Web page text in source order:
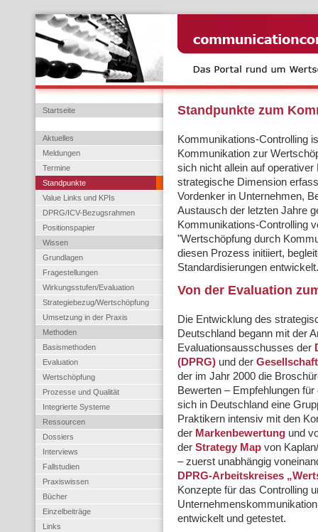
Startseite
Aktuelles
Meldungen
Termine
Standpunkte
Value Links und KPIs
DPRG/ICV-Bezugsrahmen
Positionspapier
Wissen
Grundlagen
Fragestellungen
Wirkungsstufen/Evaluation
Strategiebezug/Wertschöpfung
Umsetzung in der Praxis
Methoden
Basismethoden
Evaluation
Wertschöpfung
Prozesse und Qualität
Integrierte Systeme
Ressourcen
Dossiers
Interviews
Fallstudien
Praxiswissen
Bücher
Einzelbeiträge
Links
Standpunkte zum
Kommunikations-Controlling
Kommunikation zur
sich nicht allein auf
strategische Dimension
Vordenker in Unternehmen,
Austausch der letzten Jahre
Kommunikations-Controlling
"Wertschöpfung durch
diesen Prozess initiiert,
Standardisierungen entwickelt.
Von der Evaluation
Die Entwicklung des
Deutschland begann mit der
Evaluationsausschusses der
(DPRG) und der
der im Jahr 2000 die
Bewerten – Empfehlungen
sich in Deutschland eine
Praktikern intensiv mit den
der Markenbewertung und
der Strategy Map von
– zuerst unabhängig
DPRG-Arbeitskreises
Konzepte für das Controlling
entwickelt und getestet.